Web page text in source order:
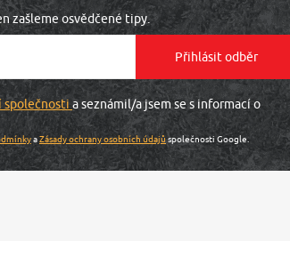
zašleme osvědčené tipy.
společnosti a seznámil/a jsem se s informací o
aZásady ochrany osobních údajůspolečnosti Google.